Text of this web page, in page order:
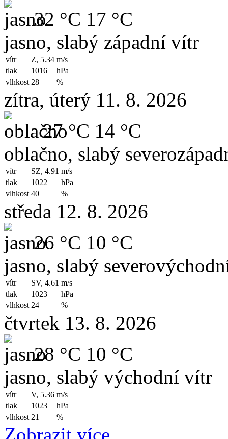
32 °C 17 °C
jasno, slabý západní vítr
vítr Z, 5.34 m/s
tlak
1016
hPa
vlhkost 28 %
zítra, úterý 11. 8. 2026
27 °C 14 °C
oblačno, slabý
vítr SZ, 4.91 m/s
tlak
1022
hPa
vlhkost 40 %
středa 12. 8. 2026
26 °C 10 °C
jasno, slabý
vítr SV, 4.61 m/s
tlak
1023
hPa
vlhkost 24 %
čtvrtek 13. 8. 2026
28 °C 10 °C
jasno, slabý východní vítr
vítr V, 5.36 m/s
tlak
1023
hPa
vlhkost 21 %